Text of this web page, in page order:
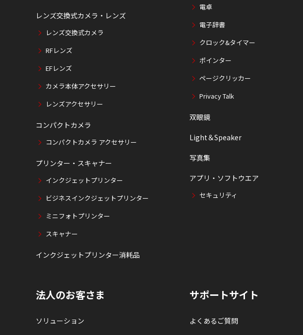
レンズ交換式カメラ・レンズ
レンズ交換式カメラ
RFレンズ
EFレンズ
カメラ本体アクセサリー
レンズアクセサリー
コンパクトカメラ
コンパクトカメラ アクセサリー
プリンター・スキャナー
インクジェットプリンター
ビジネスインクジェットプリンター
ミニフォトプリンター
スキャナー
インクジェットプリンター消耗品
電卓
電子辞書
クロック&タイマー
ポインター
ページクリッカー
Privacy Talk
双眼鏡
Light＆Speaker
写真集
アプリ・ソフトウエア
セキュリティ
法人のお客さま
ソリューション
サポートサイト
よくあるご質問